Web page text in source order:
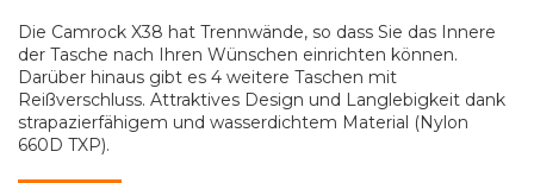
Die Camrock X38 hat Trennwände, so dass Sie das Innere
der Tasche nach Ihren Wünschen einrichten können.
Darüber hinaus gibt es 4 weitere Taschen mit
Reißverschluss. Attraktives Design und Langlebigkeit dank
strapazierfähigem und wasserdichtem Material (Nylon
660D TXP).